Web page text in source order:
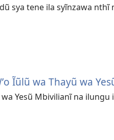
sya tene ila syĩnzawa nthĩ
Ĩũlũ wa Thayũ wa
Yesũ Mbivilianĩ na ilungu